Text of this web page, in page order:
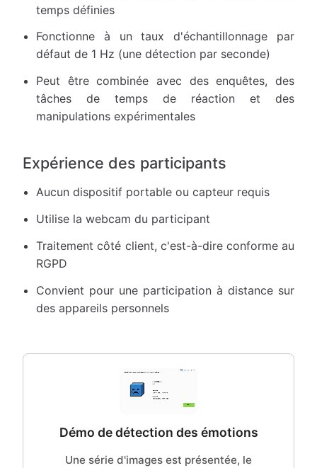
temps définies
Fonctionne à un taux d'échantillonnage par
défaut de 1 Hz (une détection par seconde)
Peut être combinée avec des enquêtes, des
tâches de temps de réaction et des
manipulations expérimentales
Expérience des participants
Aucun dispositif portable ou capteur requis
Utilise la webcam du participant
Traitement côté client, c'est-à-dire conforme au
RGPD
Convient pour une participation à distance sur
des appareils personnels
Démo de détection des émotions
Une série d'images est présentée, le